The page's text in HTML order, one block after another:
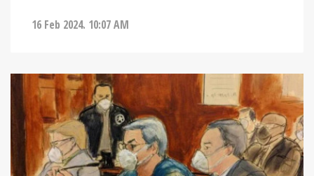
16 Feb 2024. 10:07 AM